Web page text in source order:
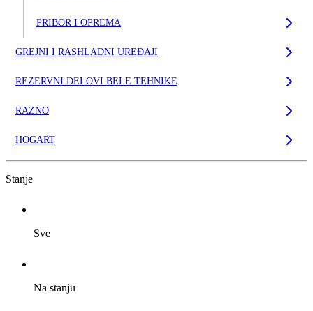
PRIBOR I OPREMA
GREJNI I RASHLADNI UREĐAJI
REZERVNI DELOVI BELE TEHNIKE
RAZNO
HOGART
Stanje
Sve
Na stanju